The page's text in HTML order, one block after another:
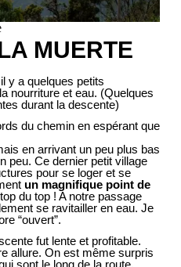
MUERTE
y a quelques petits
nourriture et eau. (Quelques
durant la descente)
du chemin en espérant que
en arrivant un peu plus bas
peu. Ce dernier petit village
pour se loger et se
un magnifique point de
du top ! A notre passage
se ravitailler en eau. Je
“ouvert”.
fut lente et profitable.
allure. On est même surpris